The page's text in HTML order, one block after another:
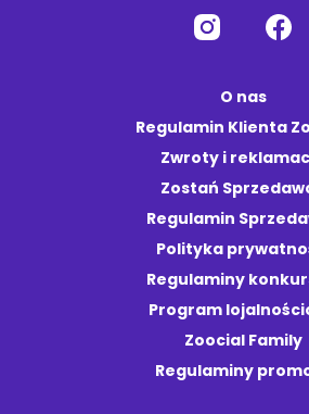
O nas
Regulamin Klienta
Zwroty i
Zostań
Regulamin
Polityka
Regulaminy
Program
Zoocial Family
Regulaminy